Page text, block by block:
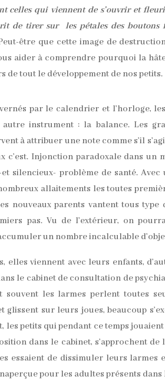
celles qui viennent de s’ouvrir et
de tirer sur les pétales des boutons
être que cette image de
aider à comprendre pourquoi la
de tout le développement de nos petits.
par le calendrier et l’horloge,
instrument : la balance. Les
à attribuer une note comme s’il
Injonction paradoxale dans un
silencieux- problème de santé.
allaitements les toutes
nouveaux parents vantent tous
pas. Vu de l’extérieur, on
un nombre incalculable
elles viennent avec leurs enfants,
le cabinet de consultation de
les larmes perlent toutes
sur leurs joues, beaucoup
les petits qui pendant ce temps
dans le cabinet, s’approchent
essaient de dissimuler leurs
pour les adultes présents dans